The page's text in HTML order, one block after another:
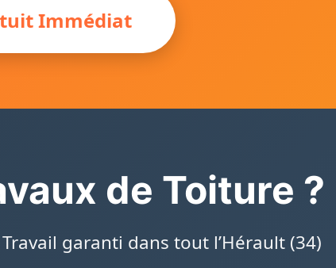
Immédiat
de Toiture ?
garanti dans tout l’Hérault (34)